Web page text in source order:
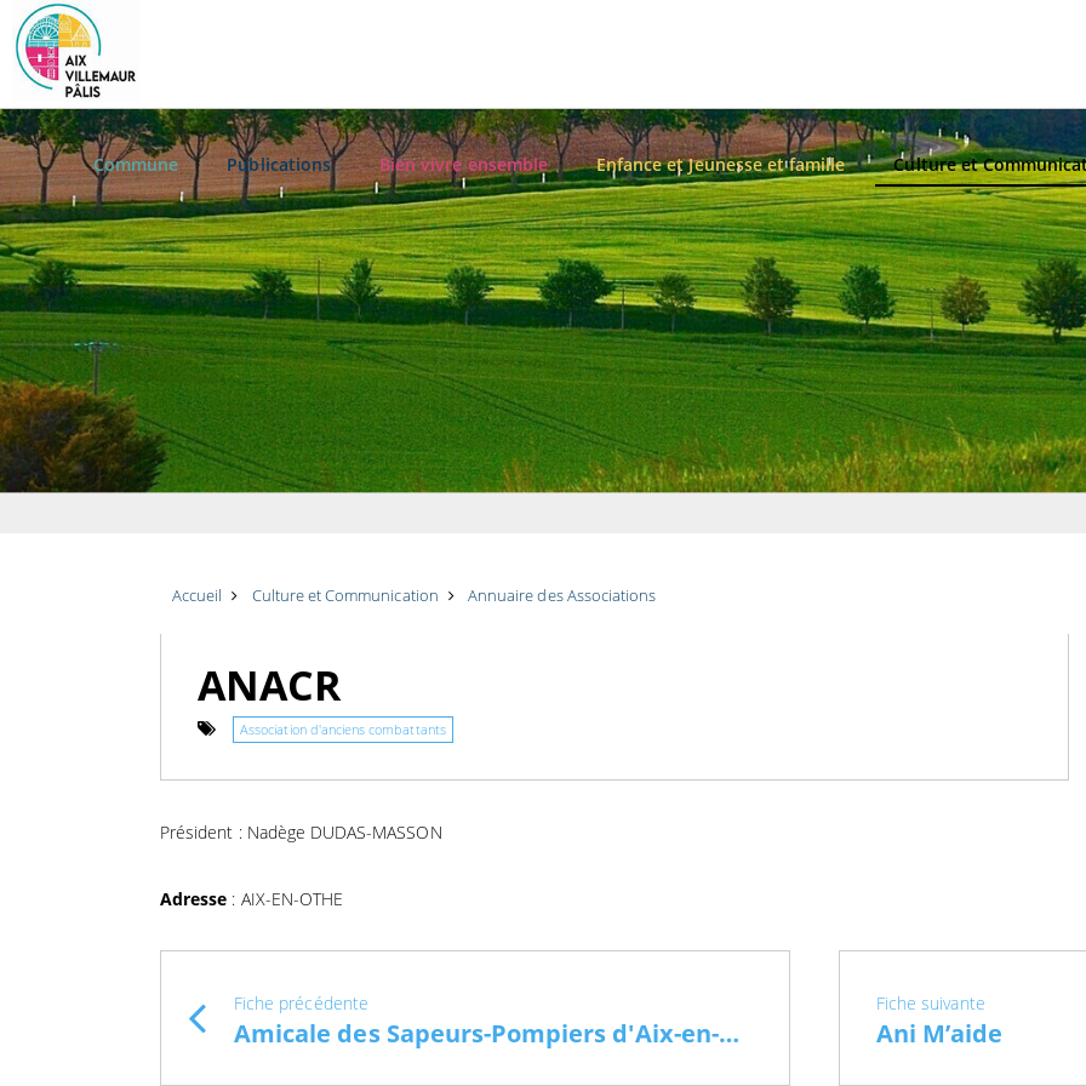
Commune Publications Bien vivre ensemble Enfance et Jeunesse et famille Culture et
Accueil Culture et Communication Annuaire des Associations
ANACR
Association d'anciens combattants
Président : Nadège DUDAS-MASSON
Adresse : AIX-EN-OTHE
Fiche précédente
Amicale des Sapeurs-Pompiers d'Aix-en-Othe
Fiche suivante
Ani M’aide